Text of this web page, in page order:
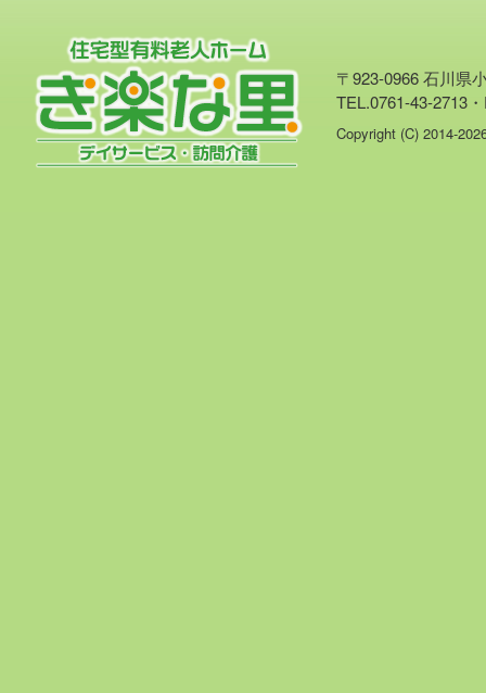
〒923-0966 石川県
TEL.0761-43-2713
Copyright (C) 2014-